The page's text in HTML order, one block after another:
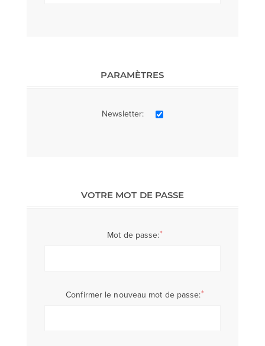
PARAMÈTRES
Newsletter:
VOTRE MOT DE PASSE
Mot de passe:*
Confirmer le nouveau mot de passe:*